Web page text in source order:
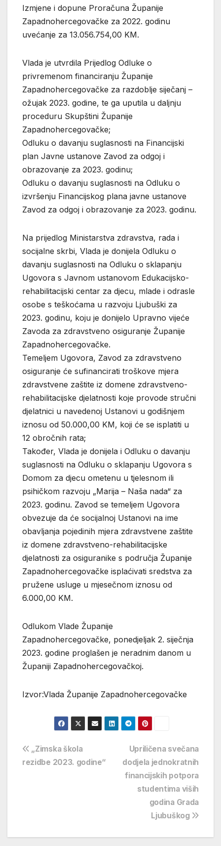
Izmjene i dopune Proračuna Županije
Zapadnohercegovačke za 2022. godinu
uvećanje za 13.056.754,00 KM.
Vlada je utvrdila Prijedlog Odluke o
privremenom financiranju Županije
Zapadnohercegovačke za razdoblje siječanj –
ožujak 2023. godine, te ga uputila u daljnju
proceduru Skupštini Županije
Zapadnohercegovačke;
Odluku o davanju suglasnosti na Financijski
plan Javne ustanove Zavod za odgoj i
obrazovanje za 2023. godinu;
Odluku o davanju suglasnosti na Odluku o
izvršenju Financijskog plana javne ustanove
Zavod za odgoj i obrazovanje za 2023. godinu.
Na prijedlog Ministarstva zdravstva, rada i
socijalne skrbi, Vlada je donijela Odluku o
davanju suglasnosti na Odluku o sklapanju
Ugovora s Javnom ustanovom Edukacijsko-
rehabilitacijski centar za djecu, mlade i odrasle
osobe s teškoćama u razvoju Ljubuški za
2023. godinu, koju je donijelo Upravno vijeće
Zavoda za zdravstveno osiguranje Županije
Zapadnohercegovačke.
Temeljem Ugovora, Zavod za zdravstveno
osiguranje će sufinancirati troškove mjera
zdravstvene zaštite iz domene zdravstveno-
rehabilitacijske djelatnosti koje provode stručni
djelatnici u navedenoj Ustanovi u godišnjem
iznosu od 50.000,00 KM, koji će se isplatiti u
12 obročnih rata;
Također, Vlada je donijela i Odluku o davanju
suglasnosti na Odluku o sklapanju Ugovora s
Domom za djecu ometenu u tjelesnom ili
psihičkom razvoju „Marija – Naša nada“ za
2023. godinu. Zavod se temeljem Ugovora
obvezuje da će socijalnoj Ustanovi na ime
obavljanja pojedinih mjera zdravstvene zaštite
iz domene zdravstveno-rehabilitacijske
djelatnosti za osiguranike s područja Županije
Zapadnohercegovačke isplaćivati sredstva za
pružene usluge u mjesečnom iznosu od
6.000,00 KM.
Odlukom Vlade Županije
Zapadnohercegovačke, ponedjeljak 2. siječnja
2023. godine proglašen je neradnim danom u
Županiji Zapadnohercegovačkoj.
Izvor:Vlada Županije Zapadnohercegovačke
Navigacija
Upriličena svečana
dodjela jednokratnih
financijskih potpora
studentima viših
godina Grada
Ljubuškog
„Zimska škola
rezidbe 2023. godine“